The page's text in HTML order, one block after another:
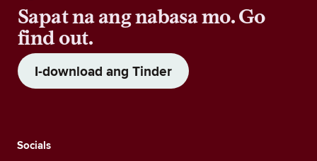
Sapat na ang nabasa mo. Go
find out.
I-download ang Tinder
Socials